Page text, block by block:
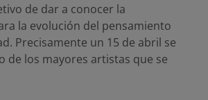
de dar a conocer la
la evolución del pensamiento
Precisamente un 15 de abril se
de los mayores artistas que se